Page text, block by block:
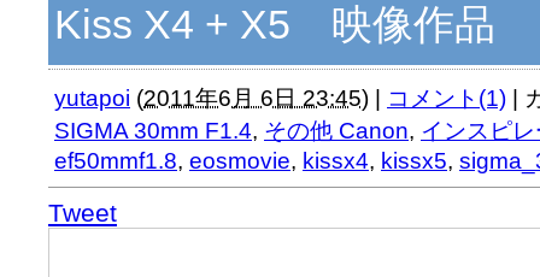
Kiss X4 + X5 映像作品
yutapoi (2011年6月 6日 23:45) | コメント(1) |
SIGMA 30mm F1.4, その他 Canon, インスピ
ef50mmf1.8, eosmovie, kissx4, kissx5,
Tweet